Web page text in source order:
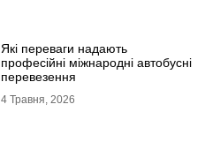
Які переваги надають
професійні міжнародні автобусні
перевезення
4 Травня, 2026